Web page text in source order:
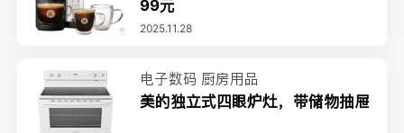
99元
2025.11.28
电子数码 厨房用品
美的独立式四眼炉灶，带储物抽屉